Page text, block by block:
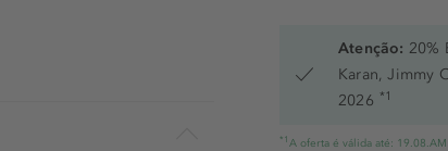
Atenção: 20%
Karan, Jimmy
2026 *1
*1 A oferta é válida até: 19.08.AM